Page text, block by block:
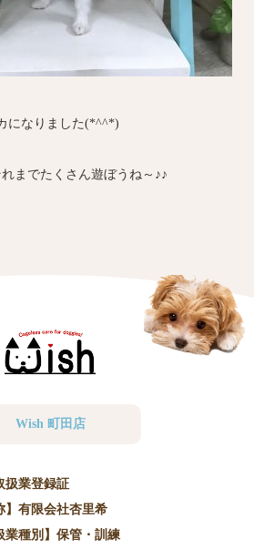
になりました(*^^*)
までたくさん遊ぼうね～♪♪
Wish 町田店
扱業登録証
】有限会社杏里希
業種別】保管・訓練